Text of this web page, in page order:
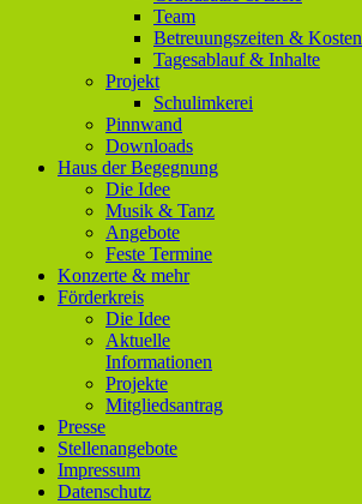
Team
Betreuungszeiten & Kosten
Tagesablauf & Inhalte
Projekt
Schulimkerei
Pinnwand
Downloads
Haus der Begegnung
Die Idee
Musik & Tanz
Angebote
Feste Termine
Konzerte & mehr
Förderkreis
Die Idee
Aktuelle
Informationen
Projekte
Mitgliedsantrag
Presse
Stellenangebote
Impressum
Datenschutz